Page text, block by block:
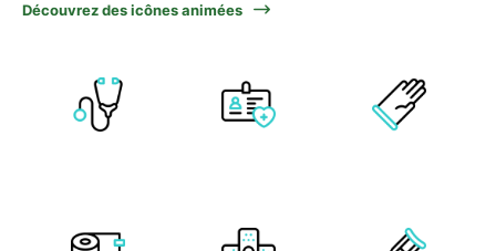
Découvrez des icônes animées